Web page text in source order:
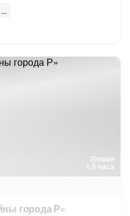
Пешая
1.5 часа
города Р»